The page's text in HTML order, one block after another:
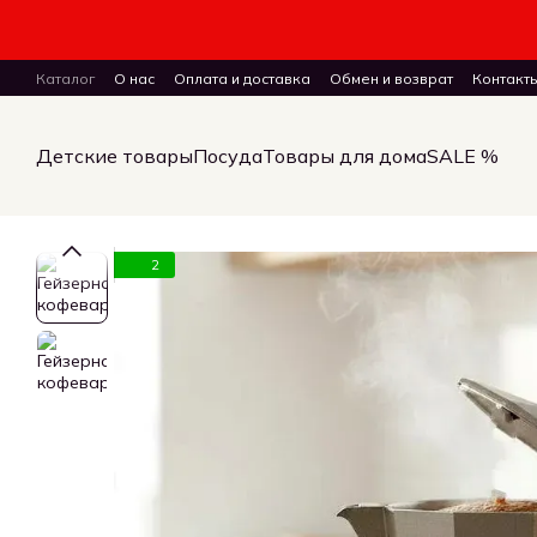
Каталог О нас Оплата и доставка Обмен и возврат
ПУБЛИЧНЫЙ ДОГОВОР (ОФЕРТА) на заказ, куплю-продажу и
Детские товарыПосудаТовары для домаSALE %
2